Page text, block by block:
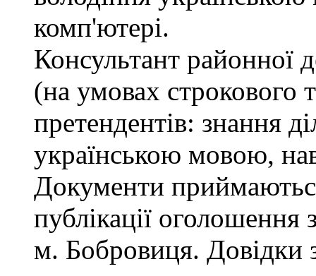
комп'ютері.
Консультант районної
(на умовах строкового
претендентів: знання
українською мовою,
Документи
публікації
м. Бобровиця. Довідки